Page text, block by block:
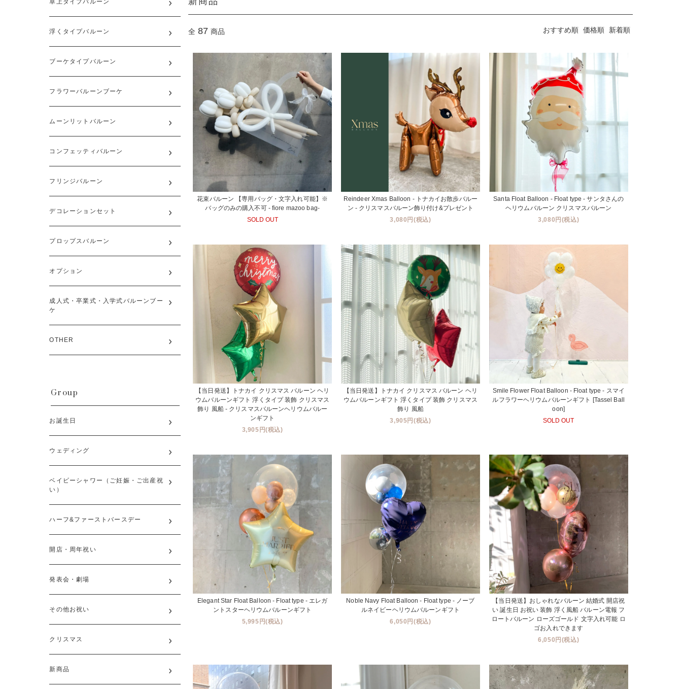
全 87 商品 おすすめ順 価格順 新着順
花束バルーン 【専用バッグ・文字入れ可能】※
バッグのみの購入不可 - fiore mazoo bag-
SOLD OUT
Reindeer Xmas Balloon - トナカイお散歩バルー
ン - クリスマスバルーン飾り付け&プレゼント
3,080円(税込)
Santa Float Balloon - Float type - サンタさんの
ヘリウムバルーン クリスマスバルーン
3,080円(税込)
【当日発送】トナカイ クリスマス バルーン ヘリ
ウムバルーンギフト 浮くタイプ 装飾 クリスマス
飾り 風船 - クリスマスバルーンヘリウムバルー
ンギフト
3,905円(税込)
【当日発送】トナカイ クリスマス バルーン ヘリ
ウムバルーンギフト 浮くタイプ 装飾 クリスマス
飾り 風船
3,905円(税込)
Smile Flower Float Balloon - Float type - スマイ
ルフラワーヘリウムバルーンギフト [Tassel Ball
oon]
SOLD OUT
Elegant Star Float Balloon - Float type - エレガ
ントスターヘリウムバルーンギフト
5,995円(税込)
Noble Navy Float Balloon - Float type - ノーブ
ルネイビーヘリウムバルーンギフト
6,050円(税込)
【当日発送】おしゃれなバルーン 結婚式 開店祝
い 誕生日 お祝い 装飾 浮く風船 バルーン電報 フ
ロートバルーン ローズゴールド 文字入れ可能 ロ
ゴお入れできます
6,050円(税込)
卓上タイプバルーン
浮くタイプバルーン
ブーケタイプバルーン
フラワーバルーンブーケ
ムーンリットバルーン
コンフェッティバルーン
フリンジバルーン
デコレーションセット
プロップスバルーン
オプション
成人式・卒業式・入学式バルーンブー
ケ
OTHER
Group
お誕生日
ウェディング
ベイビーシャワー（ご妊娠・ご出産祝
い）
ハーフ&ファーストバースデー
開店・周年祝い
発表会・劇場
その他お祝い
クリスマス
新商品